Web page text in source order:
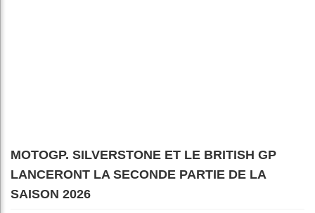
MOTOGP. SILVERSTONE ET LE BRITISH GP
LANCERONT LA SECONDE PARTIE DE LA
SAISON 2026